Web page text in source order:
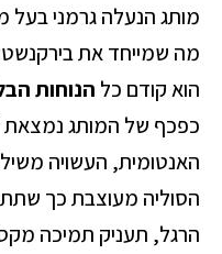
מה שמייחד את
הוא קודם כל הנוחות
האנטומית, העשויה
הסוליה מעוצבת כך
הרגל, תעניק תמיכה